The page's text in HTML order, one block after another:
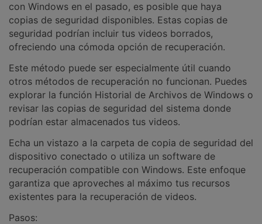
con Windows en el pasado, es posible que haya
copias de seguridad disponibles. Estas copias de
seguridad podrían incluir tus videos borrados,
ofreciendo una cómoda opción de recuperación.
Este método puede ser especialmente útil cuando
otros métodos de recuperación no funcionan. Puedes
explorar la función Historial de Archivos de Windows o
revisar las copias de seguridad del sistema donde
podrían estar almacenados tus videos.
Echa un vistazo a la carpeta de copia de seguridad del
dispositivo conectado o utiliza un software de
recuperación compatible con Windows. Este enfoque
garantiza que aproveches al máximo tus recursos
existentes para la recuperación de videos.
Pasos: